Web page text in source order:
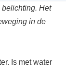
Het
in de
Is met water